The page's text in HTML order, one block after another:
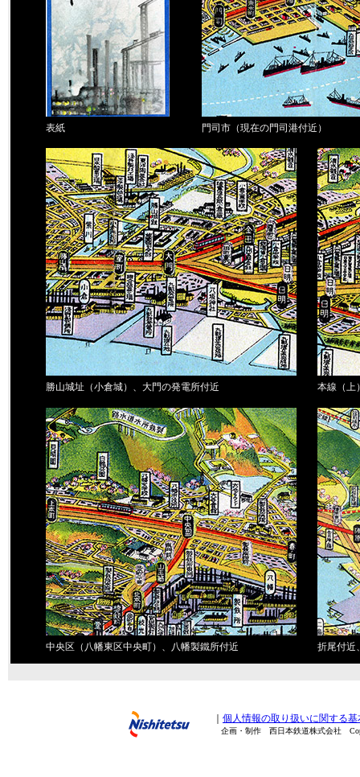
表紙 門司市（現在の門司港付近）
勝山城址（小倉城）、大門の発電所付近 本線（上
中央区（八幡東区中央町）、八幡製鐵所付近 折尾付近
個人情報の取り扱いに関する基
企画・制作 西日本鉄道株式会社